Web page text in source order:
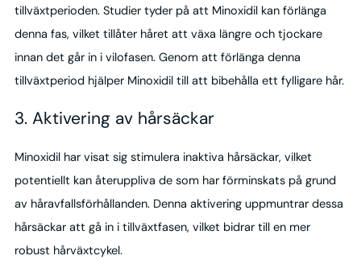
tillväxtperioden. Studier tyder på att Minoxidil kan förlänga
denna fas, vilket tillåter håret att växa längre och tjockare
innan det går in i vilofasen. Genom att förlänga denna
tillväxtperiod hjälper Minoxidil till att bibehålla ett fylligare hår.
3. Aktivering av hårsäckar
Minoxidil har visat sig stimulera inaktiva hårsäckar, vilket
potentiellt kan återuppliva de som har förminskats på grund
av håravfallsförhållanden. Denna aktivering uppmuntrar dessa
hårsäckar att gå in i tillväxtfasen, vilket bidrar till en mer
robust hårväxtcykel.